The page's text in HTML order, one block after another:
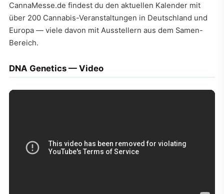
CannaMesse.de findest du den aktuellen Kalender mit
über 200 Cannabis-Veranstaltungen in Deutschland und
Europa — viele davon mit Ausstellern aus dem Samen-
Bereich.
DNA Genetics — Video